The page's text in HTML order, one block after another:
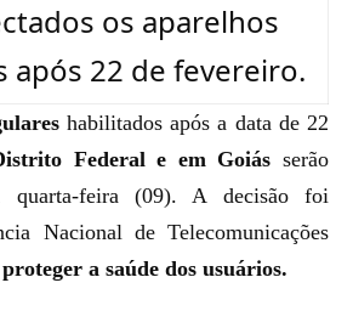
os aparelhos
após 22 de fevereiro.
habilitados após a data de 22
Federal e em Goiás serão
quarta-feira (09). A decisão foi
Nacional de Telecomunicações
proteger a saúde dos usuários.